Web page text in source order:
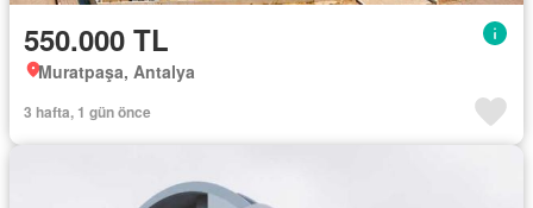
550.000 TL
Muratpaşa, Antalya
3 hafta, 1 gün önce